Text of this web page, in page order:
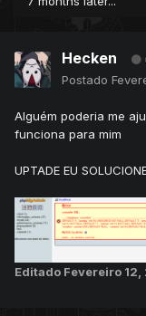
Hecken
Postado
Alguém poderia me
funciona para mim
UPTADE EU
Editado Fevereiro